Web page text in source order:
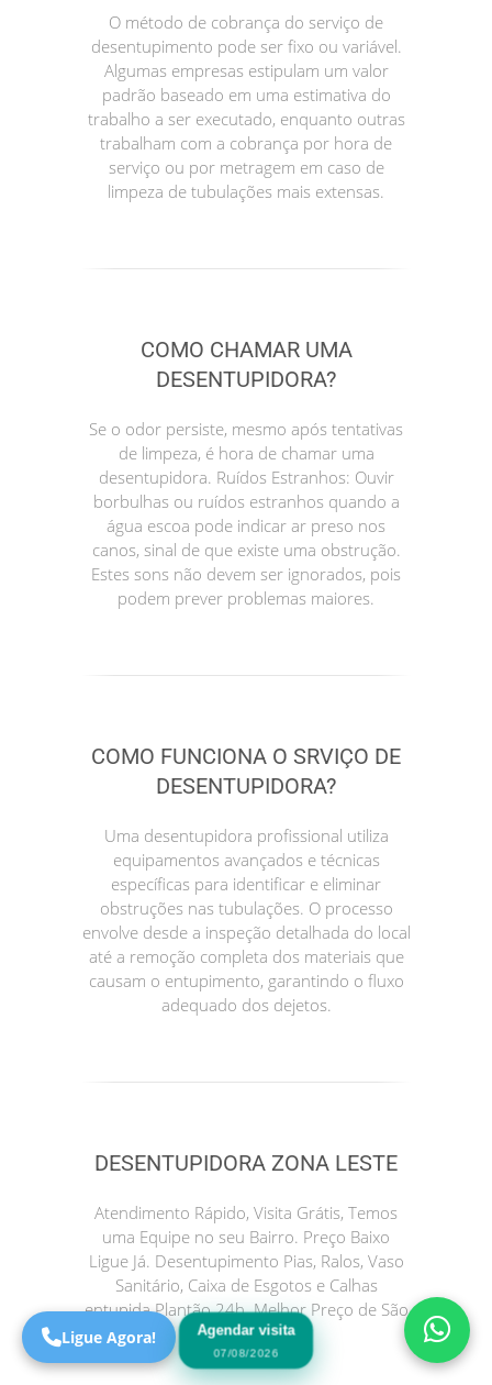
O método de cobrança do serviço de
desentupimento pode ser fixo ou variável.
Algumas empresas estipulam um valor
padrão baseado em uma estimativa do
trabalho a ser executado, enquanto outras
trabalham com a cobrança por hora de
serviço ou por metragem em caso de
limpeza de tubulações mais extensas.
COMO CHAMAR UMA
DESENTUPIDORA?
Se o odor persiste, mesmo após tentativas
de limpeza, é hora de chamar uma
desentupidora. Ruídos Estranhos: Ouvir
borbulhas ou ruídos estranhos quando a
água escoa pode indicar ar preso nos
canos, sinal de que existe uma obstrução.
Estes sons não devem ser ignorados, pois
podem prever problemas maiores.
COMO FUNCIONA O SRVIÇO DE
DESENTUPIDORA?
Uma desentupidora profissional utiliza
equipamentos avançados e técnicas
específicas para identificar e eliminar
obstruções nas tubulações. O processo
envolve desde a inspeção detalhada do local
até a remoção completa dos materiais que
causam o entupimento, garantindo o fluxo
adequado dos dejetos.
DESENTUPIDORA ZONA LESTE
Atendimento Rápido, Visita Grátis, Temos
uma Equipe no seu Bairro. Preço Baixo
Ligue Já. Desentupimento Pias, Ralos, Vaso
Sanitário, Caixa de Esgotos e Calhas
entupida Plantão 24h. Melhor Preço de São
Paulo.
Agendar visita
07/08/2026
Precisa de Ajuda?
São Paulo! Precisa de
ajuda?
Online
Ligue Agora!